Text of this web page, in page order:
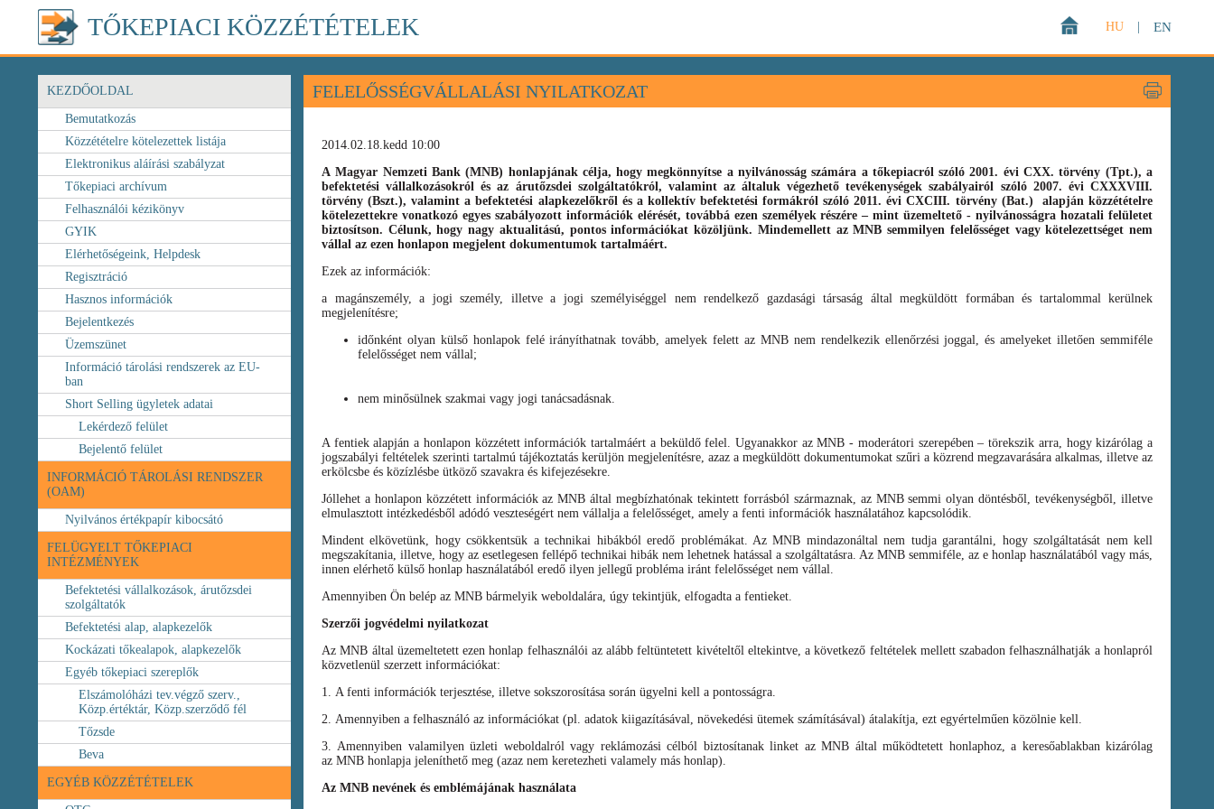
TŐKEPIACI KÖZZÉTÉTELEK EN
HU
KEZDŐOLDAL
Bemutatkozás
Közzétételre kötelezettek listája
Elektronikus aláírási szabályzat
Tőkepiaci archívum
Felhasználói kézikönyv
GYIK
Elérhetőségeink, Helpdesk
Regisztráció
Hasznos információk
Bejelentkezés
Üzemszünet
Információ tárolási rendszerek az EU-
ban
Short Selling ügyletek adatai
Lekérdező felület
Bejelentő felület
INFORMÁCIÓ TÁROLÁSI RENDSZER
(OAM)
Nyilvános értékpapír kibocsátó
FELÜGYELT TŐKEPIACI
INTÉZMÉNYEK
Befektetési vállalkozások, árutőzsdei
szolgáltatók
Befektetési alap, alapkezelők
Kockázati tőkealapok, alapkezelők
Egyéb tőkepiaci szereplők
Elszámolóházi tev.végző szerv.,
Közp.értéktár, Közp.szerződő fél
Tőzsde
Beva
EGYÉB KÖZZÉTÉTELEK
FELELŐSSÉGVÁLLALÁSI NYILATKOZAT
2014.02.18.kedd 10:00
A Magyar Nemzeti Bank (MNB) honlapjának célja, hogy megkönnyítse a nyilvánosság számára a tőkepiacról szóló 2001. évi CXX. törvény (Tpt.), a
befektetési vállalkozásokról és az árutőzsdei szolgáltatókról, valamint az általuk végezhető tevékenységek szabályairól szóló 2007. évi CXXXVIII.
törvény(Bszt.), valaminta befektetési alapkezelőkről és a kollektív befektetési formákról szóló2011. évi CXCIII. törvény (Bat.)
alapján közzétételre
kötelezettekre vonatkozó egyes szabályozott információk elérését, továbbá ezen személyek részére – mint üzemeltető - nyilvánosságra hozatali felületet
biztosítson. Célunk, hogy nagy aktualitású, pontos információkat közöljünk. Mindemellett az MNB semmilyen felelősséget vagy kötelezettséget nem
vállal az ezen honlapon megjelent dokumentumok tartalmáért.
Ezek az információk:
a magánszemély, a jogi személy, illetve a jogi személyiséggel nem rendelkező gazdasági társaság által megküldött formában és tartalommal kerülnek
megjelenítésre;
időnként olyan külső honlapok felé irányíthatnak tovább, amelyek felett az MNB nem rendelkezik ellenőrzési joggal, és amelyeket illetően semmiféle
felelősséget nem vállal;
nem minősülnek szakmai vagy jogi tanácsadásnak.
A fentiek alapján a honlapon közzétett információk tartalmáért a beküldő felel. Ugyanakkor az MNB - moderátori szerepében – törekszik arra, hogy kizárólag a
jogszabályi feltételek szerinti tartalmú tájékoztatás kerüljön megjelenítésre, azaz a megküldött dokumentumokat szűri a közrend megzavarására alkalmas, illetve az
erkölcsbe és közízlésbe ütköző szavakra és kifejezésekre.
Jóllehet a honlapon közzétett információk az MNB által megbízhatónak tekintett forrásból származnak, az MNB semmi olyan döntésből, tevékenységből, illetve
elmulasztott intézkedésből adódó veszteségért nem vállalja a felelősséget, amely a fenti információk használatához kapcsolódik.
Mindent elkövetünk, hogy csökkentsük a technikai hibákból eredő problémákat. Az MNB mindazonáltal nem tudja garantálni, hogy szolgáltatását nem kell
megszakítania, illetve, hogy az esetlegesen fellépő technikai hibák nem lehetnek hatással a szolgáltatásra. Az MNB semmiféle, az e honlap használatából vagy más,
innen elérhető külső honlap használatából eredő ilyen jellegű probléma iránt felelősséget nem vállal.
Amennyiben Ön belép az MNB bármelyik weboldalára, úgy tekintjük, elfogadta a fentieket.
Szerzői jogvédelmi nyilatkozat
Az MNB által üzemeltetett ezen honlap felhasználói az alább feltüntetett kivételtől eltekintve, a következő feltételek mellett szabadon felhasználhatják a honlapról
közvetlenül szerzett információkat:
1. A fenti információk terjesztése, illetve sokszorosítása során ügyelni kell a pontosságra.
2. Amennyiben a felhasználó az információkat (pl. adatok kiigazításával, növekedési ütemek számításával) átalakítja, ezt egyértelműen közölnie kell.
3. Amennyiben valamilyen üzleti weboldalról vagy reklámozási célból biztosítanak linket az MNB által működtetett honlaphoz, a keresőablakban kizárólag
az MNB honlapja jeleníthető meg (azaz nem keretezheti valamely más honlap).
Az MNB nevének és emblémájának használata